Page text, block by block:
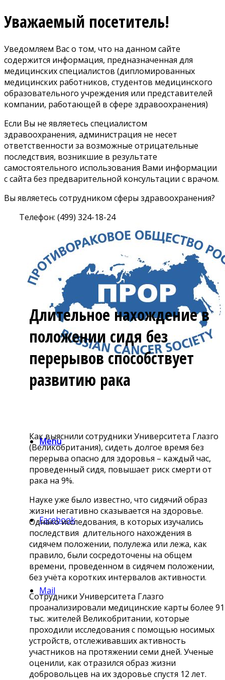
Уважаемый посетитель!
Уведомляем Вас о том, что на данном сайте
содержится информация, предназначенная для
медицинских специалистов (дипломированных
медицинских работников, студентов медицинского
образовательного учреждения или представителей
компании, работающей в сфере здравоохранения)
Если Вы не являетесь специалистом
здравоохранения, администрация не несет
ответственности за возможные отрицательные
последствия, возникшие в результате
самостоятельного использования Вами информации
с сайта без предварительной консультации с врачом.
Вы являетесь сотрудником сферы здравоохранения?
Телефон: (499) 324-18-24
Menu
Facebook
Mail
Длительное нахождение в
положении сидя без
перерывов способствует
развитию рака
Как выяснили сотрудники Университета Глазго
(Великобритания), сидеть долгое время без
перерыва опасно для здоровья – каждый час,
проведенный сидя, повышает риск смерти от
рака на 9%.
Науке уже было известно, что сидячий образ
жизни негативно сказывается на здоровье.
Однако исследования, в которых изучались
последствия длительного нахождения в
сидячем положении, полулежа или лежа, как
правило, были сосредоточены на общем
времени, проведенном в сидячем положении,
без учёта коротких интервалов активности.
Сотрудники Университета Глазго
проанализировали медицинские карты более 91
тыс. жителей Великобритании, которые
проходили исследования с помощью носимых
устройств, отслеживавших активность
участников на протяжении семи дней. Ученые
оценили, как отразился образ жизни
добровольцев на их здоровье спустя 12 лет.